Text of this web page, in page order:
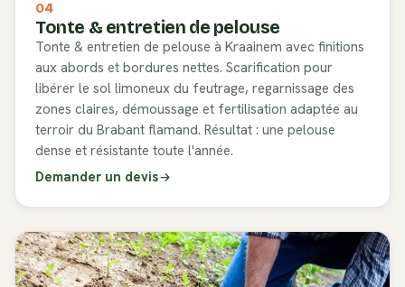
04
Tonte & entretien de pelouse
Tonte & entretien de pelouse à Kraainem avec finitions
aux abords et bordures nettes. Scarification pour
libérer le sol limoneux du feutrage, regarnissage des
zones claires, démoussage et fertilisation adaptée au
terroir du Brabant flamand. Résultat : une pelouse
dense et résistante toute l'année.
Demander un devis